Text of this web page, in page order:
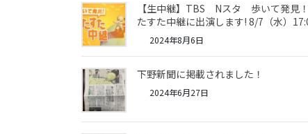
【生中継】TBS Nスタ 歩いて発見
たすた中継に出演します! 8/7（水）
2024年8月6日
下野新聞に掲載されました！
2024年6月27日